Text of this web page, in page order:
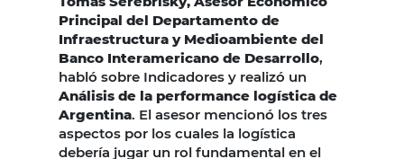
Principal del Departamento de
Infraestructura y Medioambiente del
Banco Interamericano de Desarrollo,
habló sobre Indicadores y realizó un
Análisis de la performance logística de
Argentina. El asesor mencionó los tres
aspectos por los cuales la logística
debería jugar un rol fundamental en el